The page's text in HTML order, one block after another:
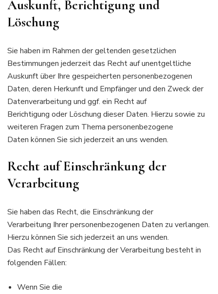
Auskunft, Berichtigung und
Löschung
Sie haben im Rahmen der geltenden gesetzlichen
Bestimmungen jederzeit das Recht auf unentgeltliche
Auskunft über Ihre gespeicherten personenbezogenen
Daten, deren Herkunft und Empfänger und den Zweck der
Datenverarbeitung und ggf. ein Recht auf
Berichtigung oder Löschung dieser Daten. Hierzu sowie zu
weiteren Fragen zum Thema personenbezogene
Daten können Sie sich jederzeit an uns wenden.
Recht auf Einschränkung der
Verarbeitung
Sie haben das Recht, die Einschränkung der
Verarbeitung Ihrer personenbezogenen Daten zu verlangen.
Hierzu können Sie sich jederzeit an uns wenden.
Das Recht auf Einschränkung der Verarbeitung besteht in
folgenden Fällen:
Wenn Sie die